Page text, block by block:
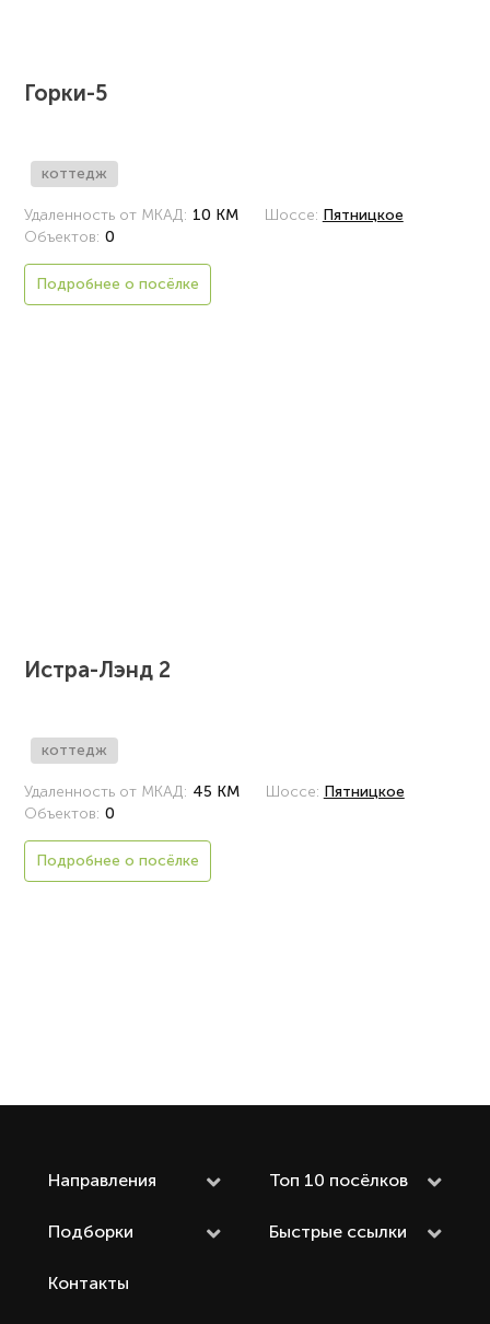
Горки-5
коттедж
Удаленность от МКАД: 10 КМ Шоссе: Пятницкое
Объектов: 0
Подробнее о посёлке
Истра-Лэнд 2
коттедж
Удаленность от МКАД: 45 КМ Шоссе: Пятницкое
Объектов: 0
Подробнее о посёлке
Направления Топ 10 посёлков
Подборки Быстрые ссылки
Контакты